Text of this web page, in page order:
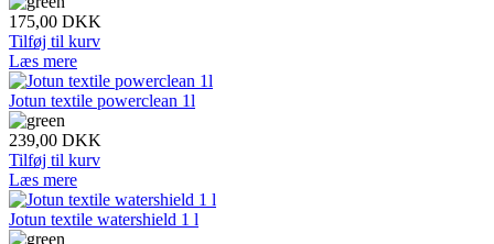
175,00 DKK
Tilføj til kurv
Læs mere
Jotun textile powerclean 1l
239,00 DKK
Tilføj til kurv
Læs mere
Jotun textile watershield 1 l